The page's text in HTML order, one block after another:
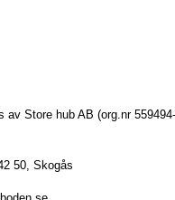
av Store hub AB (org.nr
50, Skogås